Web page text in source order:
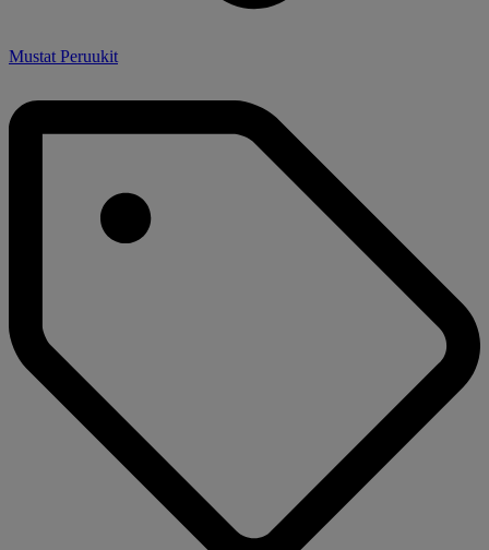
Mustat Peruukit